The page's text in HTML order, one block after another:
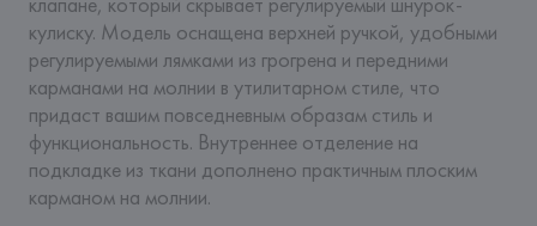
кулиску. Модель оснащена верхней ручкой, удобными
регулируемыми лямками из грогрена и передними
карманами на молнии в утилитарном стиле, что
придаст вашим повседневным образам стиль и
функциональность. Внутреннее отделение на
подкладке из ткани дополнено практичным плоским
карманом на молнии.